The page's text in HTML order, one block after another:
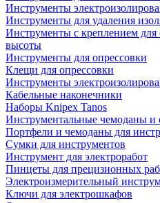
Инструменты
Инструменты для удаления
Инструменты с креплением для
высоты
Инструменты для опрессовки
Клещи для опрессовки
Инструменты
Кабельные наконечники
Наборы Knipex Tanos
Инструментальные чемоданы и
Портфели и чемоданы для
Сумки для инструментов
Инструмент для электроработ
Пинцеты для прецизионных
Электроизмерительный
Ключи для электрошкафов